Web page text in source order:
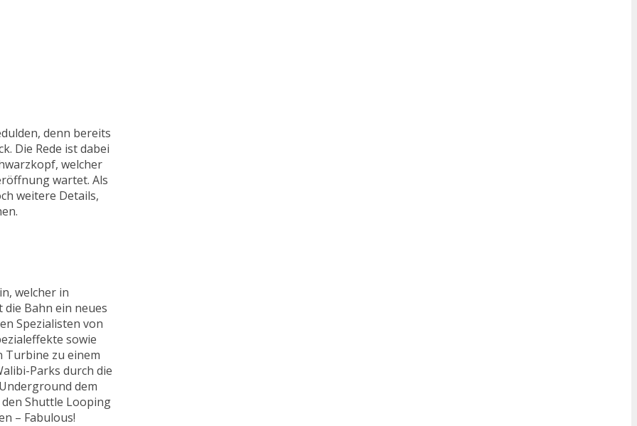
denn bereits
Die Rede ist dabei
welcher
wartet. Als
weitere Details,
welcher in
Bahn ein neues
Spezialisten von
sowie
Turbine zu einem
Parks durch die
dem
Shuttle Looping
– Fabulous!